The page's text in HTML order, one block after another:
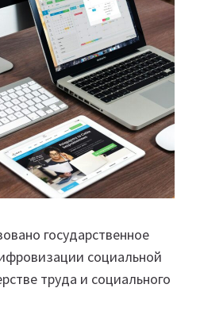
государственное
социальной
труда и социального